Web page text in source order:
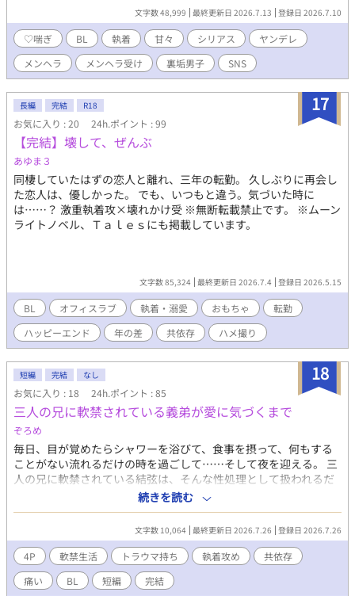
文字数 48,999 最終更新日 2026.7.13 登録日 2026.7.10
♡喘ぎ BL 執着 甘々 シリアス
ヤンデレ
メンヘラ
メンヘラ受け 裏垢男子 SNS
17
長編 完結 R18
お気に入り : 20 24h.ポイント : 99
【完結】壊して、ぜんぶ
あゆま３
同棲していたはずの恋人と離れ、三年の転勤。 久しぶりに再会し
た恋人は、優しかった。 でも、いつもと違う。気づいた時に
は……？ 激重執着攻×壊れかけ受 ※無断転載禁止です。 ※ムーン
ライトノベル、Ｔａｌｅｓにも掲載しています。
文字数 85,324 最終更新日 2026.7.4 登録日 2026.5.15
BL オフィスラブ 執着・溺愛 おもちゃ
転勤
ハッピーエンド
年の差 共依存 ハメ撮り
18
短編 完結 なし
お気に入り : 18 24h.ポイント : 85
三人の兄に軟禁されている義弟が愛に気づくまで
ぞろめ
毎日、目が覚めたらシャワーを浴びて、食事を摂って、何もする
ことがない流れるだけの時を過ごして……そして夜を迎える。 三
人の兄に軟禁されている結弦は、そんな性処理として扱われるだ
けの繰り返しの日々から抜け出し、幸せになる日を夢見ていた。
これは、そんな彼が過去を乗り越え、兄達からの愛に気づくまで
の物語。 ※受け視点なので分かりにくいですが、被害妄想がかな
り多めです。客観的に見直さないと理解できないことも多い気が
します。 全体的に重い暗い雰囲気なので苦手な人はお気をつけ下
さい。 ムーンライトノベルズでも同時掲載中です。
続きを読む
文字数 10,064 最終更新日 2026.7.26 登録日 2026.7.26
4P 軟禁生活 トラウマ持ち 執着攻め
共依存
痛い
BL 短編 完結